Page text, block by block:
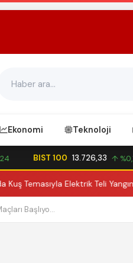
Ekonomi Teknoloji
BIST 100 13.726,33 ↑ %0,17
Temasıyla Elektrik Teli Yangına
Başlıyo...